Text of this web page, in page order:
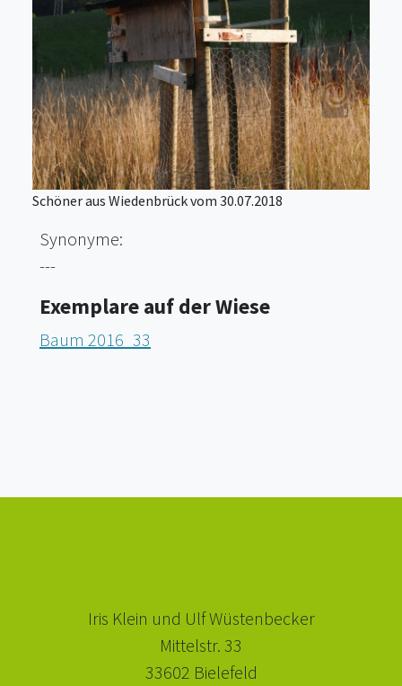
Schöner aus Wiedenbrück vom 30.07.2018
Synonyme:
---
Exemplare auf der Wiese
Baum 2016_33
Iris Klein und Ulf Wüstenbecker
Mittelstr. 33
33602 Bielefeld